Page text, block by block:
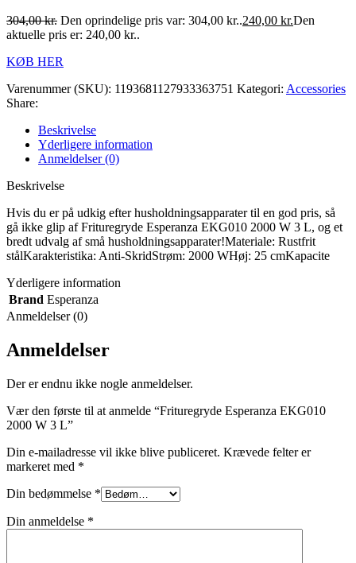
304,00kr. Den oprindelige pris var: 304,00 kr..240,00 kr.Den
aktuelle pris er: 240,00 kr..
KØB HER
Varenummer (SKU): 1193681127933363751 Kategori: Accessories
Share:
Beskrivelse
Yderligere information
Anmeldelser (0)
Beskrivelse
Hvis du er på udkig efter husholdningsapparater til en god pris, så
gå ikke glip af Frituregryde Esperanza EKG010 2000 W 3 L, og et
bredt udvalg af små husholdningsapparater!Materiale: Rustfrit
stålKarakteristika: Anti-SkridStrøm: 2000 WHøj: 25 cmKapacite
Yderligere information
Brand Esperanza
Anmeldelser (0)
Anmeldelser
Der er endnu ikke nogle anmeldelser.
Vær den første til at anmelde “Frituregryde Esperanza EKG010
2000 W 3 L”
Din e-mailadresse vil ikke blive publiceret. Krævede felter er
markeret med *
Din bedømmelse *
Din anmeldelse *